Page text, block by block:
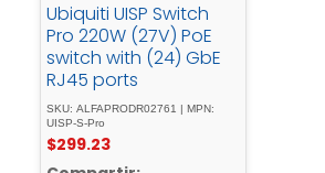
Ubiquiti UISP Switch
Pro 220W (27V) PoE
switch with (24) GbE
RJ45 ports
SKU: ALFAPRODR02761 | MPN:
UISP-S-Pro
$299.23